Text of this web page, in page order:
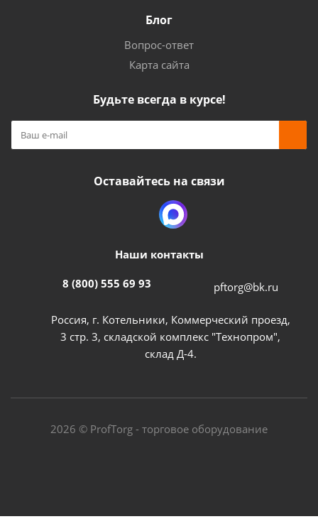
Блог
Вопрос-ответ
Карта сайта
Будьте всегда в курсе!
Оставайтесь на связи
Наши контакты
8 (800) 555 69 93 pftorg@bk.ru
Россия, г. Котельники, Коммерческий проезд,
3 стр. 3, складской комплекс "Технопром",
склад Д-4.
2026 © ProfTorg - торговое оборудование